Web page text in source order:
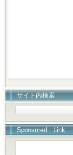
サイト内検索
Sponsored Link